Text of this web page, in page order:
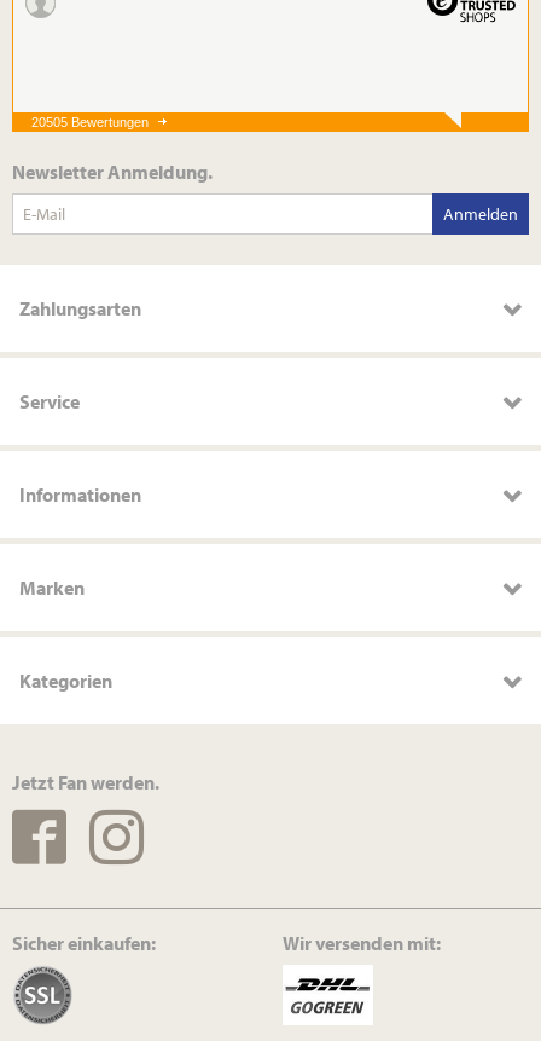
08.08.26
08.08.26▼
20505 Bewertungen
Newsletter Anmeldung.
Anmelden
Zahlungsarten
Service
Informationen
Marken
Kategorien
Jetzt Fan werden.
Sicher einkaufen: Wir versenden mit: